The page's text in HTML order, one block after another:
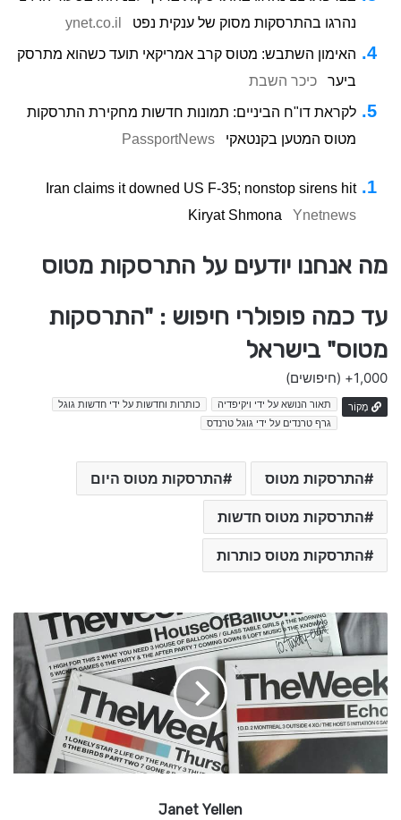
נהרגו בהתרסקות מסוק של ענקית נפט
ynet.co.il
האימון השתבש: מטוס קרב אמריקאי תועד כשהוא מתרסק
ביער
כיכר השבת
לקראת דו"ח הביניים: תמונות חדשות מחקירת התרסקות
מטוס המטען בקנטאקי
PassportNews
Iran claims it downed US F-35; nonstop sirens hit
Kiryat Shmona
Ynetnews
מה אנחנו יודעים על התרסקות מטוס
עד כמה פופולרי חיפוש : "התרסקות
מטוס" בישראל
1,000+ (חיפושים)
מָקוֹר תאור הנושא על ידי ויקיפדיה
כותרות וחדשות על ידי חדשות גוגל
גרף טרנדים על ידי גוגל טרנדס
התרסקות מטוס התרסקות מטוס היום
התרסקות מטוס חדשות
התרסקות מטוס כותרות
n
e
t
Y
e
l
Janet Yellen